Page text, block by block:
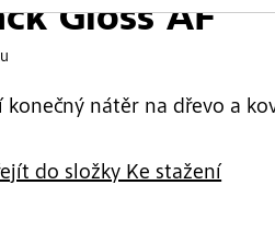
Gloss AF
nátěr na dřevo a
do složky Ke stažení